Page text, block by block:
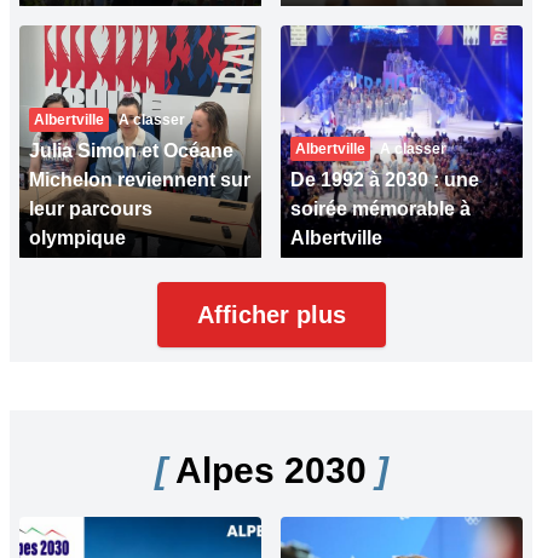
Albertville A classer
Julia Simon et Océane
Michelon reviennent sur
leur parcours
olympique
Albertville A classer
De 1992 à 2030 : une
soirée mémorable à
Albertville
Afficher plus
[Alpes 2030 ]